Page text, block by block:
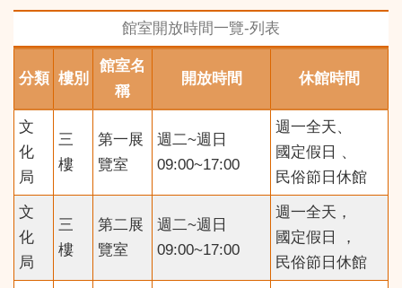
館室開放時間一覽-列表
分類 樓別
館室名
稱
開放時間 休館時間
文
化
局
三
樓
第一展
覽室
週二~週日
09:00~17:00
週一全天、
國定假日 、
民俗節日休館
文
化
局
三
樓
第二展
覽室
週二~週日
09:00~17:00
週一全天，
國定假日 ，
民俗節日休館